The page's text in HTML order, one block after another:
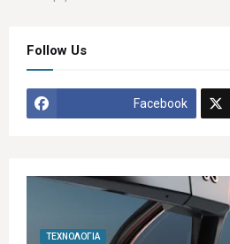
Follow Us
Facebook
ΤΕΧΝΟΛΟΓΊΑ